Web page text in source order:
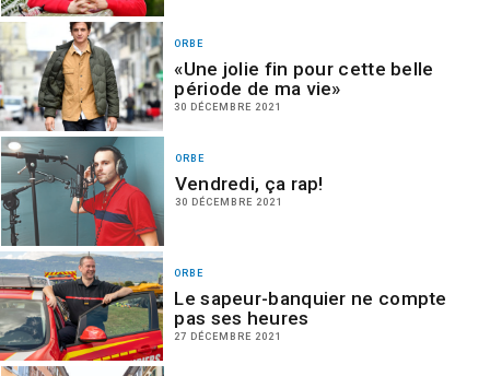
ORBE
«Une jolie fin pour cette belle
période de ma vie»
30 DÉCEMBRE 2021
ORBE
Vendredi, ça rap!
30 DÉCEMBRE 2021
ORBE
Le sapeur-banquier ne compte
pas ses heures
27 DÉCEMBRE 2021